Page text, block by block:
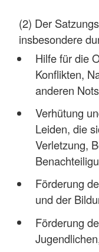
(2) Der
insbesondere
Hilfe für die
Konflikten,
anderen
Verhütung
Leiden, die
Verletzung,
Förderung
und der
Förderung